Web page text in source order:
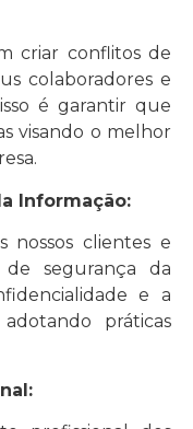
criar conflitos de
colaboradores e
é garantir que
visando o melhor
Informação:
nossos clientes e
de segurança da
e a
práticas